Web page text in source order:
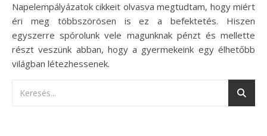
Napelempályázatok cikkeit olvasva megtudtam, hogy miért
éri meg többszörösen is ez a befektetés. Hiszen
egyszerre spórolunk vele magunknak pénzt és mellette
részt veszünk abban, hogy a gyermekeink egy élhetőbb
világban létezhessenek.